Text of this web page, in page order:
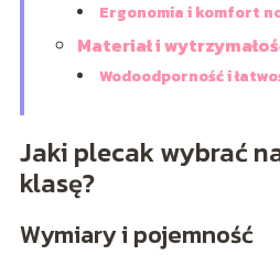
Ergonomia i komfort
Materiał i
Wodoodporność i
Jaki plecak wybrać
klasę?
Wymiary i pojemność